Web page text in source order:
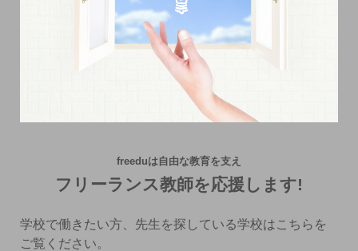
freeduは自由な教育を支え
フリーランス教師を応援します!
学校で働きたい方、先生を探している学校はこちらを
ご覧ください。